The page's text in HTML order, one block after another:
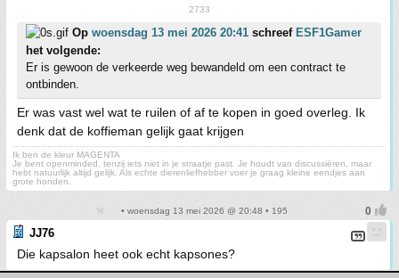
2733
Op woensdag 13 mei 2026 20:41 schreef ESF1Gamer
het volgende:
Er is gewoon de verkeerde weg bewandeld om een contract te
ontbinden.
Er was vast wel wat te ruilen of af te kopen in goed overleg. Ik
denk dat de koffieman gelijk gaat krijgen
Ik ben de kleur MAGENTA
Je bent openminded, tenzij iets niet in je straatje past. Je houdt van discussiëren, maar
hebt natuurlijk altijd gelijk. Als echte dierenliefhebber voer je graag kleine eendjes aan
grote honden.
• woensdag 13 mei 2026 @ 20:48 • 195
JJ76
Die kapsalon heet ook echt kapsones?